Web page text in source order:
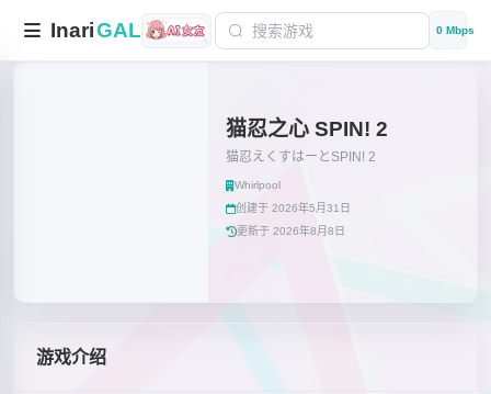
InariGAL 0 Mbps
猫忍之心 SPIN! 2
猫忍えくすはーとSPIN! 2
Whirlpool
创建于 2026年5月31日
更新于 2026年8月8日
游戏介绍